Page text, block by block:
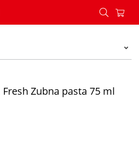
Extra Fresh Zubna pasta 75 ml -
Zubna pasta 75 ml